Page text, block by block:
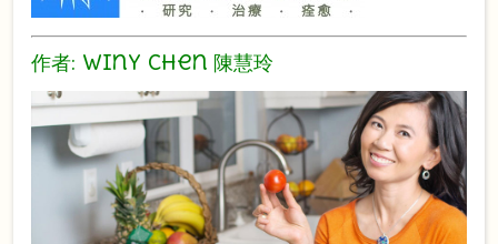
作者: Winy Chen 陳慧玲